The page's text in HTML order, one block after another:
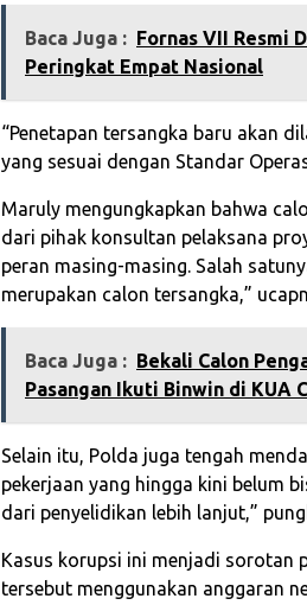
Baca Juga : Fornas VII Resmi
Peringkat Empat Nasional
“Penetapan tersangka baru akan
yang sesuai dengan Standar
Maruly mengungkapkan bahwa
dari pihak konsultan pelaksana
peran masing-masing. Salah
merupakan calon tersangka,”
Baca Juga : Bekali Calon
Pasangan Ikuti Binwin di KUA
Selain itu, Polda juga tengah
pekerjaan yang hingga kini belum
dari penyelidikan lebih lanjut,”
Kasus korupsi ini menjadi sorotan
tersebut menggunakan anggaran